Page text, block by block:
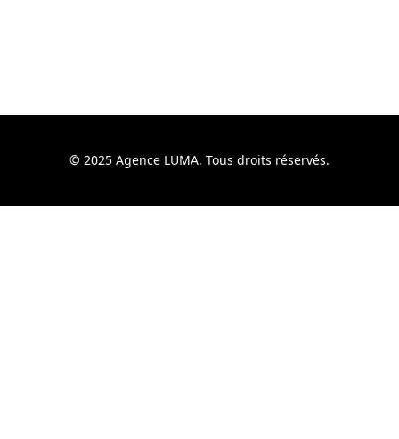
© 2025 Agence LUMA. Tous droits réservés.